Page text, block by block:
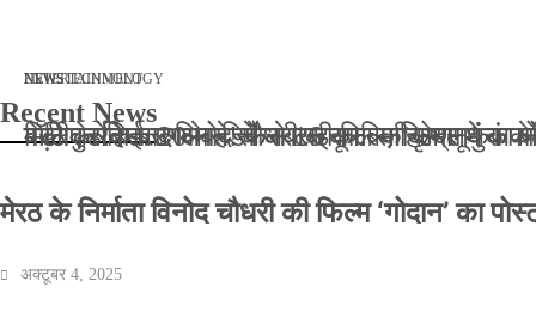
NEWS मार्च 2, 2026
बॉलीवुड के बाद अब डिफेंस टाइकून साहिल लूथरा को
NEWS जनवरी 29, 2026
बड़ी कार्रवाई: 20 माह से जबरन काबिज़ कृष्णा कुंज
ENTERTAINMENT
मेरठ के निर्माता विनोद चौधरी की फिल्म ‘गोदान’
NEWSTECHNOLOGY
मिलिए रोहित उगले से! कैसे 16 साल की उम्र में
Recent News
मेरठ के निर्माता विनोद चौधरी की फिल्म ‘गोदान’
अक्टूबर 4, 2025